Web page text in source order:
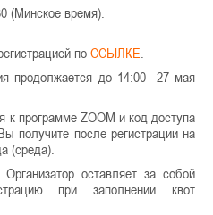
(Минское время).
по ССЫЛКЕ
продолжается до 14:00 27 мая
программе ZOOM и код доступа
получите после регистрации на
(среда).
оставляет за собой
при заполнении квот